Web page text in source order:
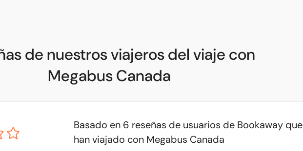
de nuestros viajeros del viaje con
Megabus Canada
Basado en 6 reseñas de usuarios de Bookaway que
han viajado con Megabus Canada